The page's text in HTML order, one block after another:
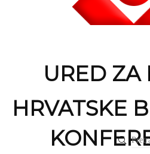
URED ZA
HRVATSKE